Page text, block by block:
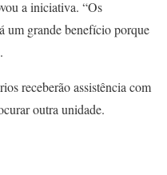
a iniciativa. “Os
um grande benefício porque
receberão assistência com
outra unidade.